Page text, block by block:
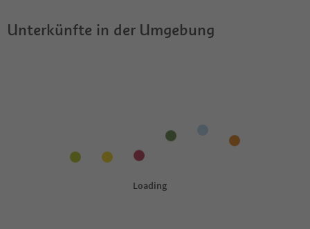
Unterkünfte in der Umgebung